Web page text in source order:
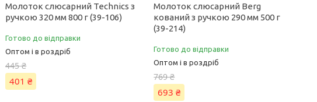
Молоток слюсарний Technics з
ручкою 320 мм 800 г (39-106)
Готово до відправки
Оптом і в роздріб
445 ₴
401 ₴
Молоток слюсарний Berg
кований з ручкою 290 мм 500 г
(39-214)
Готово до відправки
Оптом і в роздріб
769 ₴
693 ₴